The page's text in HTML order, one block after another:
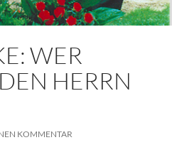
WER
HERRN
KOMMENTAR